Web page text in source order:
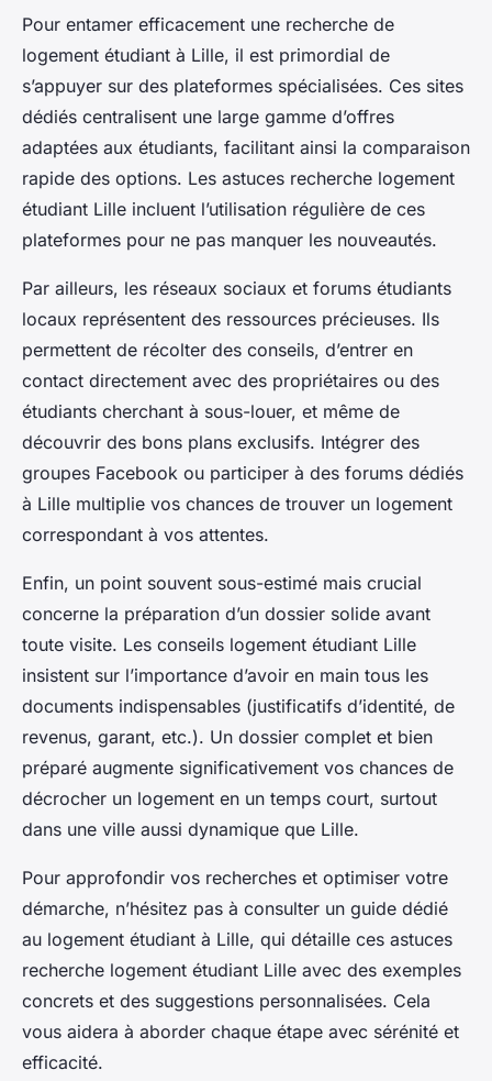
Pour entamer efficacement une recherche de
logement étudiant à Lille, il est primordial de
s’appuyer sur des plateformes spécialisées. Ces sites
dédiés centralisent une large gamme d’offres
adaptées aux étudiants, facilitant ainsi la comparaison
rapide des options. Les astuces recherche logement
étudiant Lille incluent l’utilisation régulière de ces
plateformes pour ne pas manquer les nouveautés.
Par ailleurs, les réseaux sociaux et forums étudiants
locaux représentent des ressources précieuses. Ils
permettent de récolter des conseils, d’entrer en
contact directement avec des propriétaires ou des
étudiants cherchant à sous-louer, et même de
découvrir des bons plans exclusifs. Intégrer des
groupes Facebook ou participer à des forums dédiés
à Lille multiplie vos chances de trouver un logement
correspondant à vos attentes.
Enfin, un point souvent sous-estimé mais crucial
concerne la préparation d’un dossier solide avant
toute visite. Les conseils logement étudiant Lille
insistent sur l’importance d’avoir en main tous les
documents indispensables (justificatifs d’identité, de
revenus, garant, etc.). Un dossier complet et bien
préparé augmente significativement vos chances de
décrocher un logement en un temps court, surtout
dans une ville aussi dynamique que Lille.
Pour approfondir vos recherches et optimiser votre
démarche, n’hésitez pas à consulter un guide dédié
au logement étudiant à Lille, qui détaille ces astuces
recherche logement étudiant Lille avec des exemples
concrets et des suggestions personnalisées. Cela
vous aidera à aborder chaque étape avec sérénité et
efficacité.